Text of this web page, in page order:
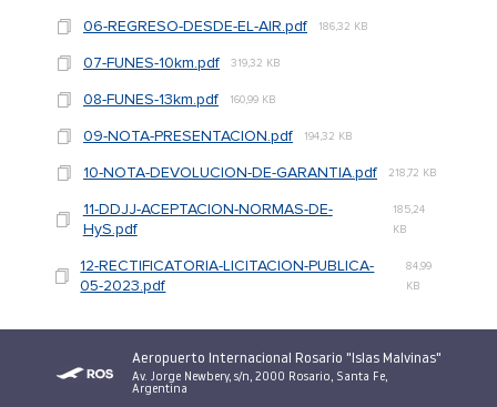
06-REGRESO-DESDE-EL-AIR.pdf 186,32 KB
07-FUNES-10km.pdf 319,32 KB
08-FUNES-13km.pdf 160,99 KB
09-NOTA-PRESENTACION.pdf 194,32 KB
10-NOTA-DEVOLUCION-DE-GARANTIA.pdf 218,72 KB
11-DDJJ-ACEPTACION-NORMAS-DE-
HyS.pdf
185,24
KB
12-RECTIFICATORIA-LICITACION-PUBLICA-
05-2023.pdf
84,99
KB
Aeropuerto Internacional Rosario "Islas Malvinas"
Av. Jorge Newbery, s/n, 2000 Rosario, Santa Fe,
Argentina